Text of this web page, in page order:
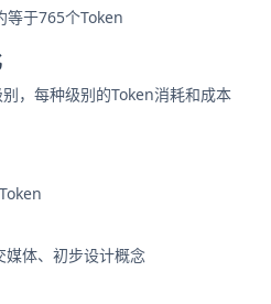
等于765个Token
，每种级别的Token消耗和成本
媒体、初步设计概念